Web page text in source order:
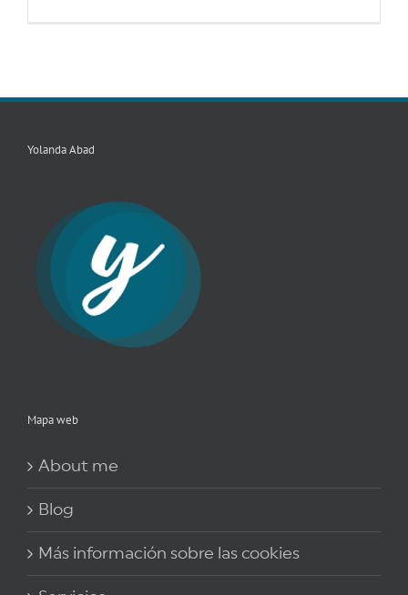
Yolanda Abad
Mapa web
About me
Blog
Más información sobre las cookies